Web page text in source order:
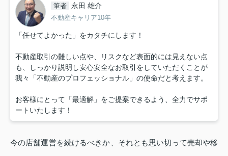
筆者 永田 雄介
不動産キャリア10年
「任せてよかった」をカタチにします！
不動産取引の難しい点や、リスクなど表面的には見えない点
も、しっかり説明し安心安全なお取引をしていただくことが
我々「不動産のプロフェッショナル」の使命だと考えます。
お客様にとって「最適解」をご提案できるよう、全力でサポ
ートいたします！
今の店舗運営を続けるべきか、それとも思い切って売却や移